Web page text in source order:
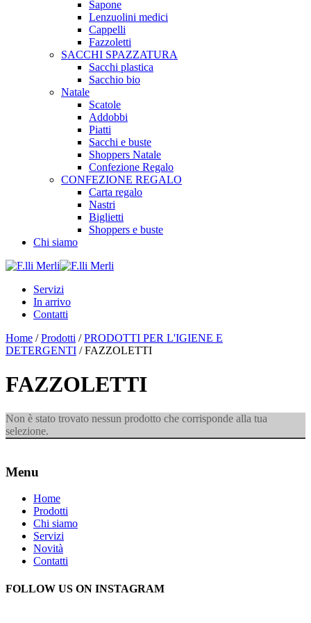
Sapone
Lenzuolini medici
Cappelli
Fazzoletti
SACCHI SPAZZATURA
Sacchi plastica
Sacchio bio
Natale
Scatole
Addobbi
Piatti
Sacchi e buste
Shoppers Natale
Confezione Regalo
CONFEZIONE REGALO
Carta regalo
Nastri
Biglietti
Shoppers e buste
Chi siamo
Servizi
In arrivo
Contatti
Home /Prodotti /PRODOTTI PER L'IGIENE E
DETERGENTI / FAZZOLETTI
FAZZOLETTI
Non è stato trovato nessun prodotto che corrisponde alla tua
selezione.
Menu
Home
Prodotti
Chi siamo
Servizi
Novità
Contatti
FOLLOW US ON INSTAGRAM